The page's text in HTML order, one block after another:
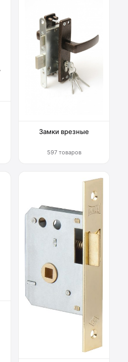
Замки врезные
597 товаров